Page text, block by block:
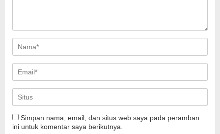
Simpan nama, email, dan situs web saya pada peramban
ini untuk komentar saya berikutnya.